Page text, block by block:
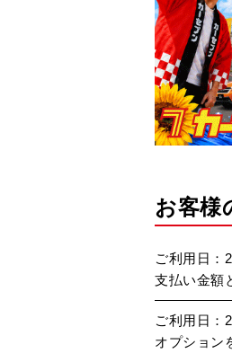
お客様
ご利用日：
支払い金額
ご利用日：
オプション